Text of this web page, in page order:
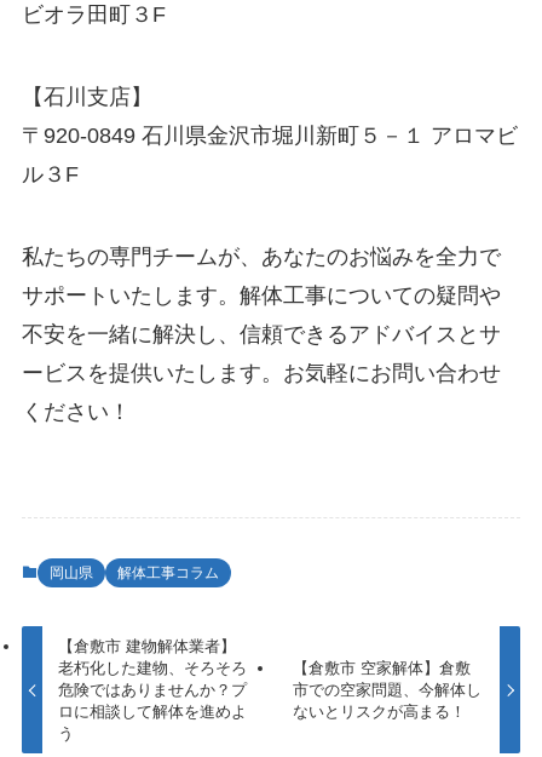
ビオラ田町３F
【石川支店】
〒920-0849 石川県金沢市堀川新町５－１ アロマビ
ル３F
私たちの専門チームが、あなたのお悩みを全力で
サポートいたします。解体工事についての疑問や
不安を一緒に解決し、信頼できるアドバイスとサ
ービスを提供いたします。お気軽にお問い合わせ
ください！
岡山県 解体工事コラム
【倉敷市 建物解体業者】
老朽化した建物、そろそろ
危険ではありませんか？プ
ロに相談して解体を進めよ
う
【倉敷市 空家解体】倉敷
市での空家問題、今解体し
ないとリスクが高まる！